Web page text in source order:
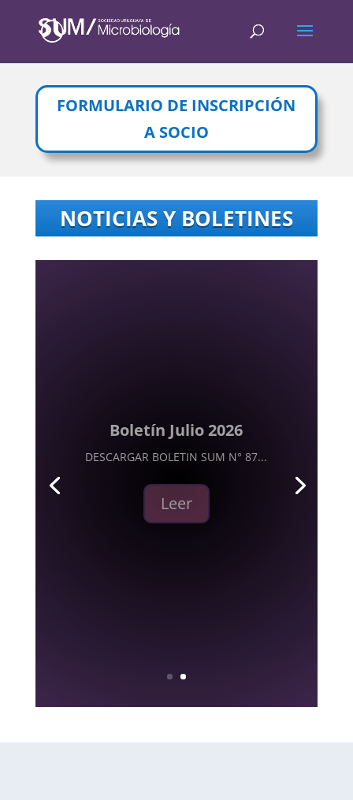
FORMULARIO DE INSCRIPCIÓN
A SOCIO
NOTICIAS Y BOLETINES
Llamado de Apoyo a Proyectos
Estudiantes de grado (SUM-
Biologística)
Descargar Bases APIPE 2026